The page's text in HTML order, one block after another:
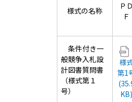
様式の名称
ＰＤ
Ｆ
条件付き一
般競争入札設
計図書質問書
（様式第１
号）
様
第1
KB)